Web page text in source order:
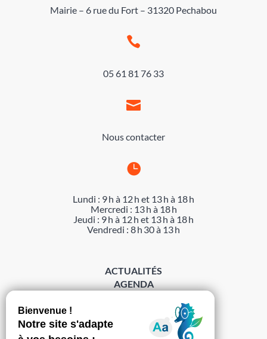
Mairie – 6 rue du Fort – 31320 Pechabou

05 61 81 76 33

Nous contacter

Lundi : 9 h à 12 h et 13 h à 18 h
Mercredi : 13 h à 18 h
Jeudi : 9 h à 12 h et 13 h à 18 h
Vendredi : 8 h 30 à 13 h
ACTUALITÉS
AGENDA
MENTIONS LÉGALES
PROTECTION DES DONNÉES